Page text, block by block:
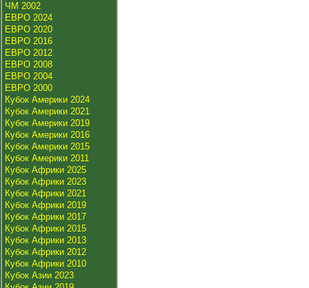
ЧМ 2002
ЕВРО 2024
ЕВРО 2020
ЕВРО 2016
ЕВРО 2012
ЕВРО 2008
ЕВРО 2004
ЕВРО 2000
Кубок Америки 2024
Кубок Америки 2021
Кубок Америки 2019
Кубок Америки 2016
Кубок Америки 2015
Кубок Америки 2011
Кубок Африки 2025
Кубок Африки 2023
Кубок Африки 2021
Кубок Африки 2019
Кубок Африки 2017
Кубок Африки 2015
Кубок Африки 2013
Кубок Африки 2012
Кубок Африки 2010
Кубок Азии 2023